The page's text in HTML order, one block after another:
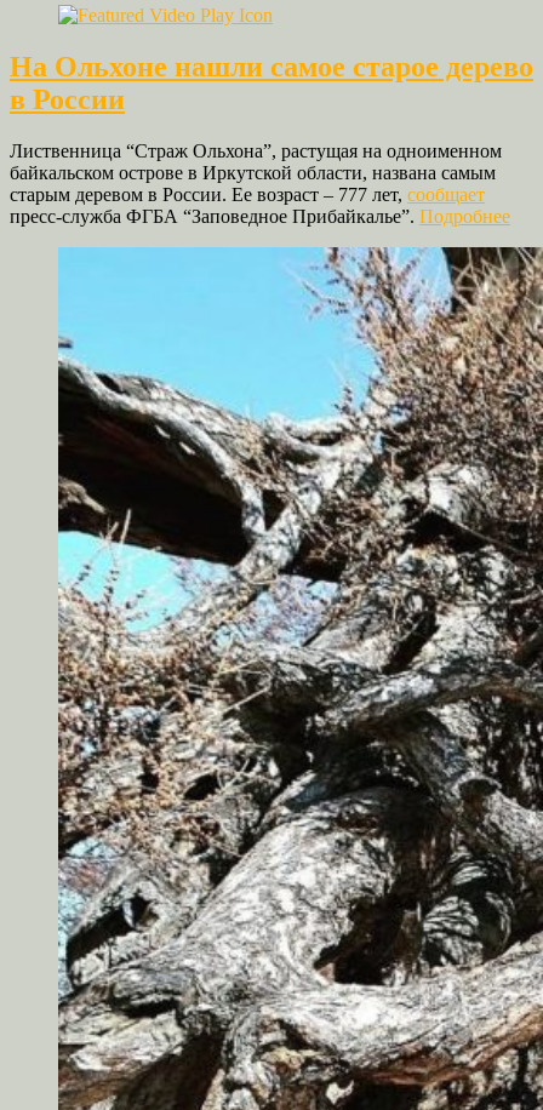
На Ольхоне нашли самое старое дерево
в России
Лиственница “Страж Ольхона”, растущая на одноименном
байкальском острове в Иркутской области, названа самым
старым деревом в России. Ее возраст – 777 лет, сообщает
пресс-служба ФГБА “Заповедное Прибайкалье”. Подробнее